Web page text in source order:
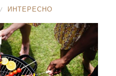
ИНТЕРЕСНО